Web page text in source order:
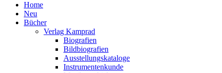
Home
Neu
Bücher
Verlag Kamprad
Biografien
Bildbiografien
Ausstellungskataloge
Instrumentenkunde